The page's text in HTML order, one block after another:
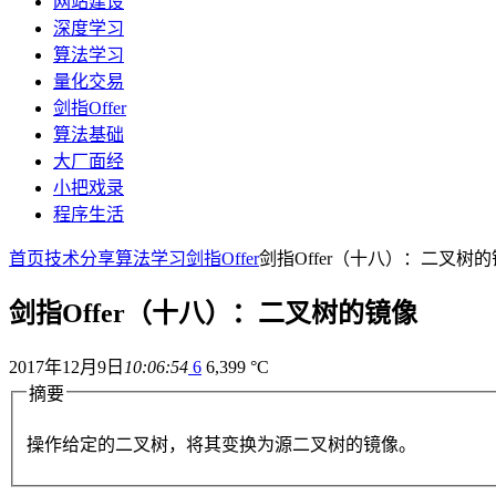
深度学习
算法学习
量化交易
剑指Offer
算法基础
大厂面经
小把戏录
程序生活
首页技术分享算法学习剑指Offer剑指Offer（十八）：二叉树的
剑指Offer（十八）：二叉树的镜像
2017年12月9日 10:06:54 6 6,399 °C
摘要
操作给定的二叉树，将其变换为源二叉树的镜像。